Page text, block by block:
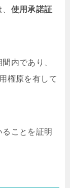
使用承諾証
内であり、
権原を有して
ことを証明